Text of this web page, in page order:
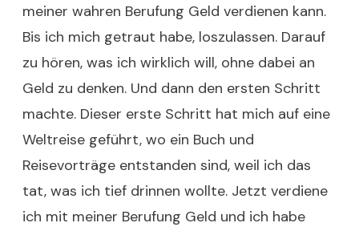
meiner wahren Berufung Geld verdienen kann.
Bis ich mich getraut habe, loszulassen. Darauf
zu hören, was ich wirklich will, ohne dabei an
Geld zu denken. Und dann den ersten Schritt
machte. Dieser erste Schritt hat mich auf eine
Weltreise geführt, wo ein Buch und
Reisevorträge entstanden sind, weil ich das
tat, was ich tief drinnen wollte. Jetzt verdiene
ich mit meiner Berufung Geld und ich habe